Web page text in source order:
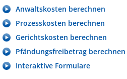
Anwaltskosten berechnen
Prozesskosten berechnen
Gerichtskosten berechnen
Pfändungsfreibetrag berechnen
Interaktive Formulare